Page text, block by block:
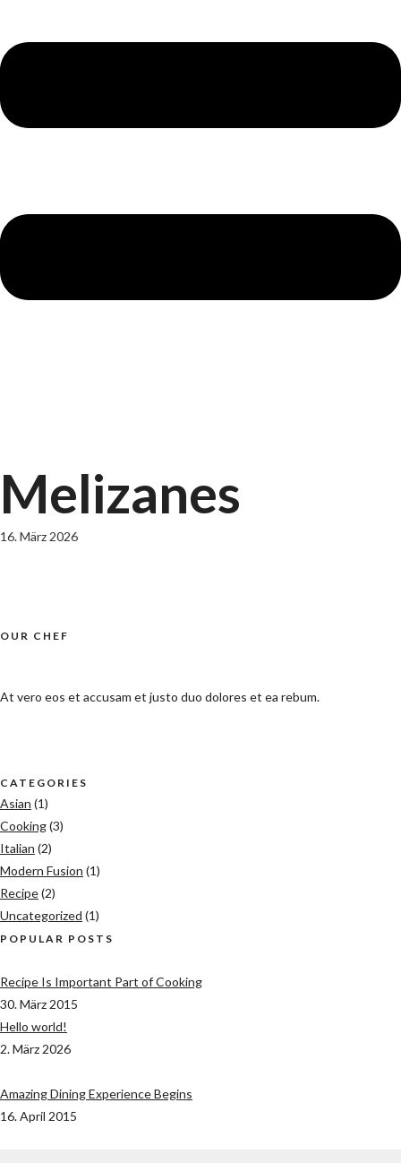
Melizanes
16. März 2026
OUR CHEF
At vero eos et accusam et justo duo dolores et ea rebum.
CATEGORIES
Asian (1)
Cooking(3)
Italian (2)
Modern Fusion (1)
Recipe(2)
Uncategorized (1)
POPULAR POSTS
Recipe Is Important Part of Cooking
30. März 2015
Hello world!
2. März 2026
Amazing Dining Experience Begins
16. April 2015